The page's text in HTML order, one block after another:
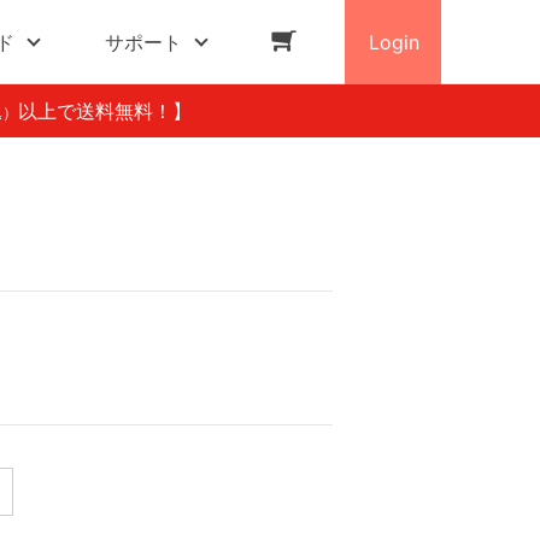
サポート Login
以上で送料無料！】